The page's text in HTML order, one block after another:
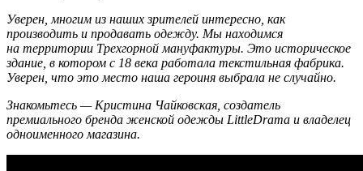
Уверен, многим из наших зрителей интересно, как
производить и продавать одежду. Мы находимся
на территории Трехгорной мануфактуры. Это историческое
здание, в котором с 18 века работала текстильная фабрика.
Уверен, что это место наша героиня выбрала не случайно.
Знакомьтесь — Кристина Чайковская, создатель
премиального бренда женской одежды LittleDrama и владелец
одноименного магазина.